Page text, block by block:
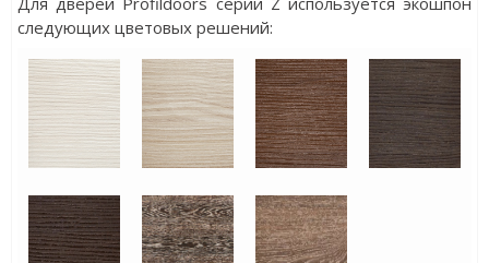
следующих цветовых решений: